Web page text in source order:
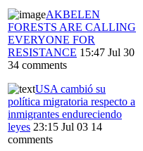
AKBELEN
FORESTS ARE CALLING
EVERYONE FOR
RESISTANCE 15:47 Jul 30
34 comments
USA cambió su
política migratoria respecto a
inmigrantes endureciendo
leyes 23:15 Jul 03 14
comments